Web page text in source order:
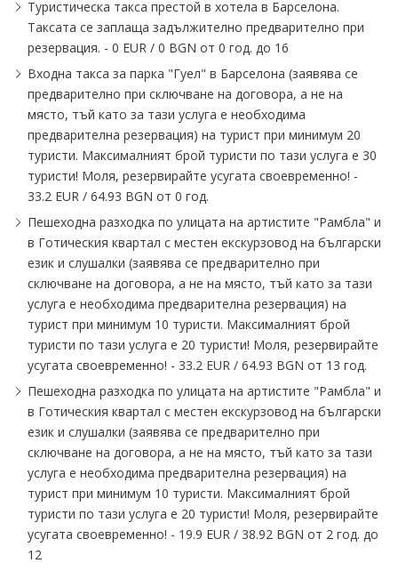
Туристическа такса престой в хотела в Барселона.
Таксата се заплаща задължително предварително при
резервация. - 0 EUR / 0 BGN от 0 год. до 16
Входна такса за парка "Гуел" в Барселона (заявява се
предварително при сключване на договора, а не на
място, тъй като за тази услуга е необходима
предварителна резервация) на турист при минимум 20
туристи. Максималният брой туристи по тази услуга е 30
туристи! Моля, резервирайте усугата своевременно! -
33.2 EUR / 64.93 BGN от 0 год.
Пешеходна разходка по улицата на артистите "Рамбла" и
в Готическия квартал с местен екскурзовод на български
език и слушалки (заявява се предварително при
сключване на договора, а не на място, тъй като за тази
услуга е необходима предварителна резервация) на
турист при минимум 10 туристи. Максималният брой
туристи по тази услуга е 20 туристи! Моля, резервирайте
усугата своевременно! - 33.2 EUR / 64.93 BGN от 13 год.
Пешеходна разходка по улицата на артистите "Рамбла" и
в Готическия квартал с местен екскурзовод на български
език и слушалки (заявява се предварително при
сключване на договора, а не на място, тъй като за тази
услуга е необходима предварителна резервация) на
турист при минимум 10 туристи. Максималният брой
туристи по тази услуга е 20 туристи! Моля, резервирайте
усугата своевременно! - 19.9 EUR / 38.92 BGN от 2 год. до
12